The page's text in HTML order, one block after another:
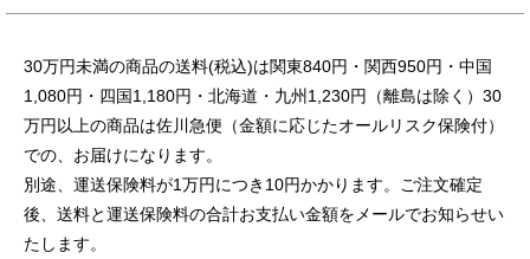
30万円未満の商品の送料(税込)は関東840円・関西950円・中国
1,080円・四国1,180円・北海道・九州1,230円（離島は除く）30
万円以上の商品は佐川急便（金額に応じたオールリスク保険付）
での、お届けになります。
別途、運送保険料が1万円につき10円かかります。ご注文確定
後、送料と運送保険料の合計お支払い金額をメールでお知らせい
たします。